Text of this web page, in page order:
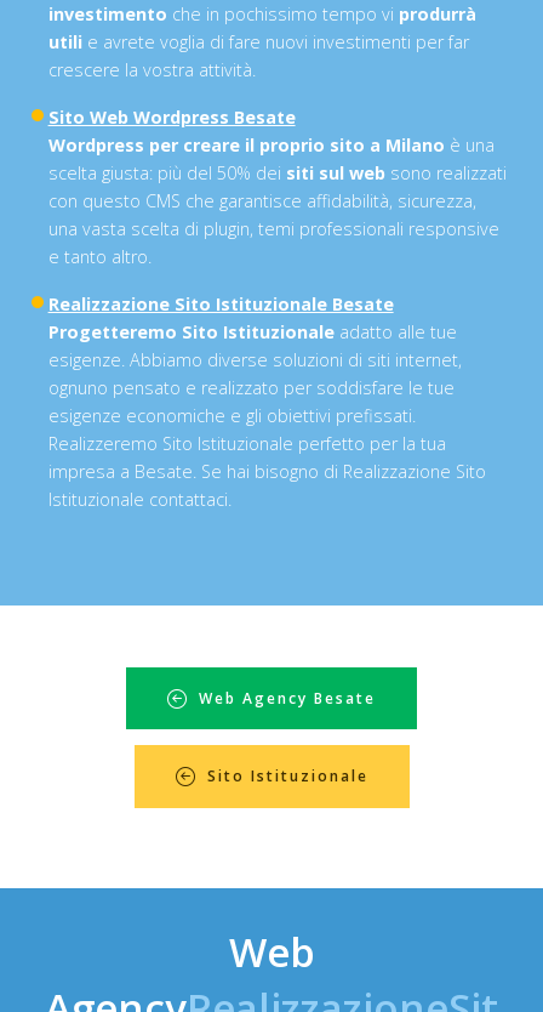
investimento che in pochissimo tempo vi produrrà
utili e avrete voglia di fare nuovi investimenti per far
crescere la vostra attività.
Sito Web Wordpress Besate
Wordpress per creare il proprio sito a Milano è una
scelta giusta: più del 50% dei siti sul web sono realizzati
con questo CMS che garantisce affidabilità, sicurezza,
una vasta scelta di plugin, temi professionali responsive
e tanto altro.
Realizzazione Sito Istituzionale Besate
Progetteremo Sito Istituzionaleadatto alle tue
esigenze. Abbiamo diverse soluzioni di siti internet,
ognuno pensato e realizzato per soddisfare le tue
esigenze economiche e gli obiettivi prefissati.
Realizzeremo Sito Istituzionale perfetto per la tua
impresa a Besate. Se hai bisogno di Realizzazione Sito
Istituzionale contattaci.
Web Agency Besate
Sito Istituzionale
Web